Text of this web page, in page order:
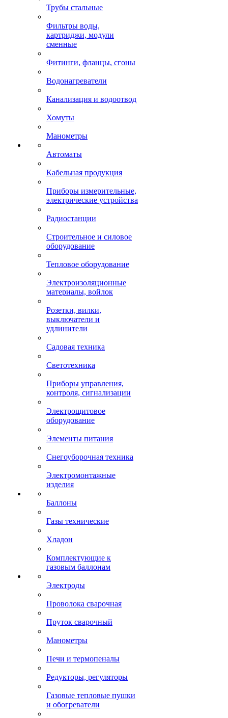
Трубы стальные
Фильтры воды,
картриджи, модули
сменные
Фитинги, фланцы, сгоны
Водонагреватели
Канализация и водоотвод
Хомуты
Манометры
Автоматы
Кабельная продукция
Приборы измерительные,
электрические устройства
Радиостанции
Строительное и силовое
оборудование
Тепловое оборудование
Электроизоляционные
материалы, войлок
Розетки, вилки,
выключатели и
удлинители
Садовая техника
Светотехника
Приборы управления,
контроля, сигнализации
Электрощитовое
оборудование
Элементы питания
Снегоуборочная техника
Электромонтажные
изделия
Баллоны
Газы технические
Хладон
Комплектующие к
газовым баллонам
Электроды
Проволока сварочная
Пруток сварочный
Манометры
Печи и термопеналы
Редукторы, регуляторы
Газовые тепловые пушки
и обогреватели